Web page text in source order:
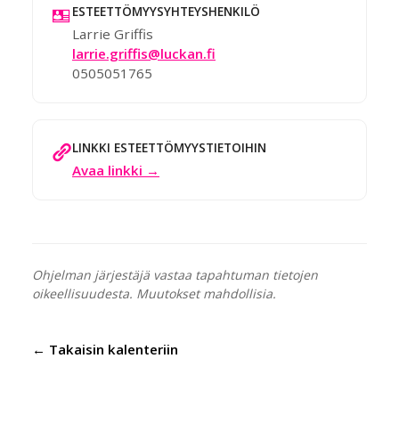
ESTEETTÖMYYSYHTEYSHENKILÖ
Larrie Griffis
larrie.griffis@luckan.fi
0505051765
LINKKI ESTEETTÖMYYSTIETOIHIN
Avaa linkki →
Ohjelman järjestäjä vastaa tapahtuman tietojen
oikeellisuudesta. Muutokset mahdollisia.
← Takaisin kalenteriin